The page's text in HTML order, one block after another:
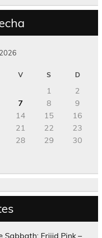
V S D
1
2
7 8
9
14 15
16
21 22
23
28 29
30
Sabbath; Frijid Pink –